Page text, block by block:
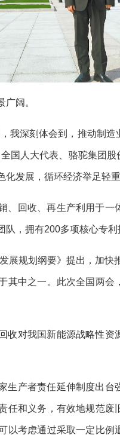
阔。
我深刻体会到，推动制
国人大代表、骆驼集团
化发展，循环经济举足轻
、回收、再生产利用于
队，拥有200多项核心专利
展规划纲要》提出，加快
其中之一。此次全国两
收对我国新能源战略性
生产者责任延伸制度出
任和义务，有效地规范
以考虑通过采取一定比